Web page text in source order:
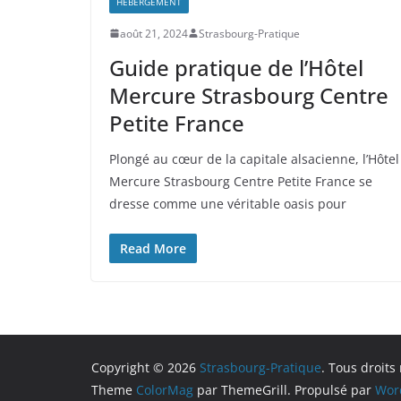
août 21, 2024 Strasbourg-Pratique
Guide pratique de l’Hôtel
Mercure Strasbourg Centre
Petite France
Plongé au cœur de la capitale alsacienne, l’Hôtel
Mercure Strasbourg Centre Petite France se
dresse comme une véritable oasis pour
Read More
Copyright © 2026 Strasbourg-Pratique. Tous droits
Theme ColorMag par ThemeGrill. Propulsé par